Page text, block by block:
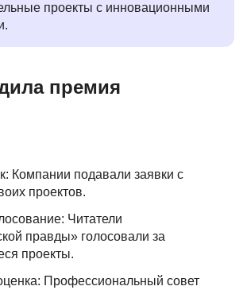
проекты с инновационными
премия
Компании подавали заявки с
проектов.
Читатели
правды» голосовали за
проекты.
Профессиональный совет